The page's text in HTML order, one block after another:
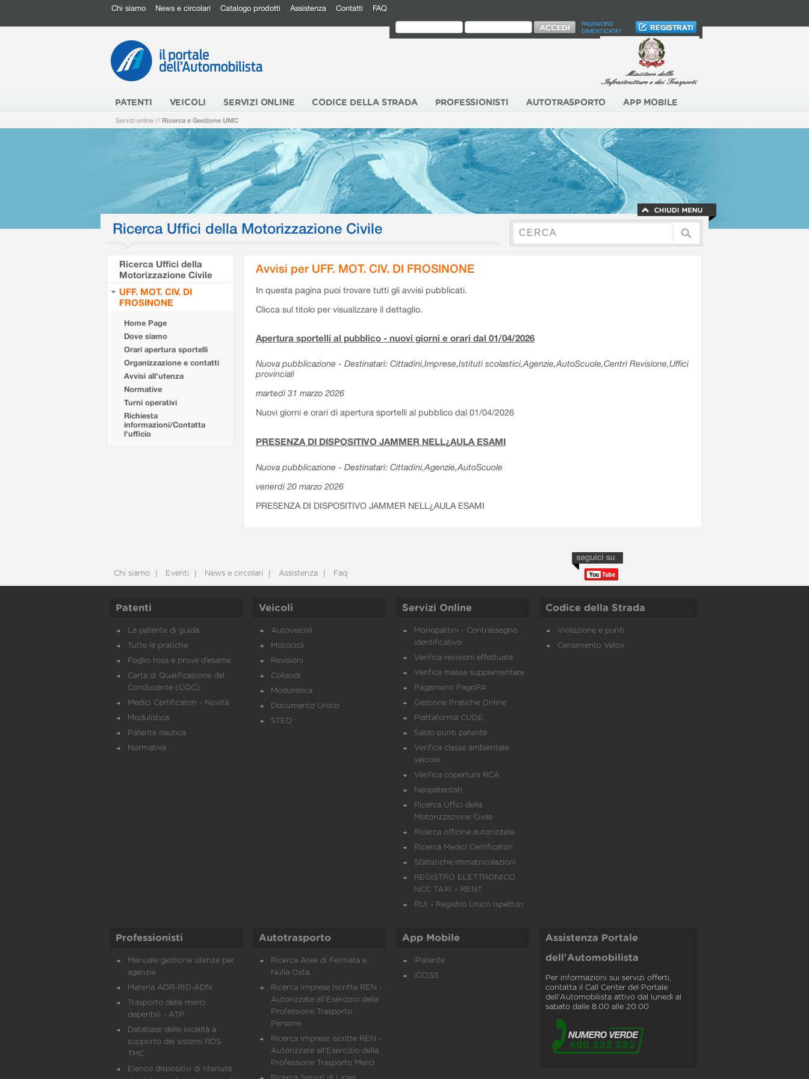
Chi siamo News e circolari Catalogo prodotti Assistenza Contatti FAQ
PASSWORD
DIMENTICATA?
PATENTI VEICOLI SERVIZI ONLINE CODICE DELLA STRADA PROFESSIONISTI AUTOTRASPORTO APP MOBILE
Servizi online // Ricerca e Gestione UMC
Ricerca Uffici della Motorizzazione Civile
Ricerca Uffici della
Motorizzazione Civile
UFF. MOT. CIV. DI
FROSINONE
Home Page
Dove siamo
Orari apertura sportelli
Organizzazione e contatti
Avvisi all'utenza
Normative
Turni operativi
Richiesta
informazioni/Contatta
l'ufficio
Avvisi per UFF. MOT. CIV. DI FROSINONE
In questa pagina puoi trovare tutti gli avvisi pubblicati.
Clicca sul titolo per visualizzare il dettaglio.
Apertura sportelli al pubblico - nuovi giorni e orari dal 01/04/2026
Nuova pubblicazione - Destinatari: Cittadini,Imprese,Istituti scolastici,Agenzie,AutoScuole,Centri Revisione,Uffici
provinciali
martedì 31 marzo 2026
Nuovi giorni e orari di apertura sportelli al pubblico dal 01/04/2026
PRESENZA DI DISPOSITIVO JAMMER NELL¿AULA ESAMI
Nuova pubblicazione - Destinatari: Cittadini,Agenzie,AutoScuole
venerdì 20 marzo 2026
PRESENZA DI DISPOSITIVO JAMMER NELL¿AULA ESAMI
Chi siamo Eventi News e circolari Assistenza Faq
Patenti
La patente di guida
Tutte le pratiche
Foglio rosa e prove d’esame
Carta di Qualificazione del
Conducente (CQC)
Medici Certificatori - Novità
Modulistica
Patente nautica
Normativa
Veicoli
Autoveicoli
Motocicli
Revisioni
Collaudi
Modulistica
Documento Unico
STED
Servizi Online
Monopattini - Contrassegno
identificativo
Verifica revisioni effettuate
Verifica massa supplementare
Pagamenti PagoPA
Gestione Pratiche Online
Piattaforma CUDE
Saldo punti patente
Verifica classe ambientale
veicolo
Verifica copertura RCA
Neopatentati
Ricerca Uffici della
Motorizzazione Civile
Ricerca officine autorizzate
Ricerca Medici Certificatori
Statistiche immatricolazioni
REGISTRO ELETTRONICO
NCC TAXI – RENT
RUI - Registro Unico Ispettori
Codice della Strada
Violazione e punti
Censimento Velox
Professionisti
Manuale gestione utenze per
agenzie
Materia ADR-RID-ADN
Trasporto delle merci
deperibili - ATP
Database delle località a
supporto dei sistemi RDS
TMC
Elenco dispositivi di ritenuta
Autotrasporto
Ricerca Aree di Fermata e
Nulla Osta
Ricerca Imprese Iscritte REN -
Autorizzate all'Esercizio della
Professione Trasporto
Persone
Ricerca Imprese iscritte REN -
Autorizzate all'Esercizio della
Professione Trasporto Merci
App Mobile
iPatente
iCCISS
Assistenza Portale
dell'Automobilista
Per informazioni sui servizi offerti,
contatta il Call Center del Portale
dell'Automobilista attivo dal lunedì al
sabato dalle 8.00 alle 20.00